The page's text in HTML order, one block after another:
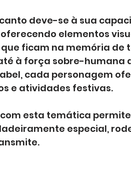
deve-se à sua
elementos
ficam na memória de
à força sobre-humana
cada personagem
e atividades festivas.
esta temática
especial,